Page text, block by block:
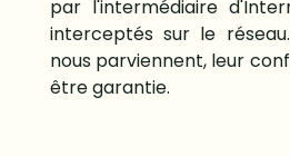
par l'intermédiaire
interceptés sur le
nous parviennent, leur
être garantie.